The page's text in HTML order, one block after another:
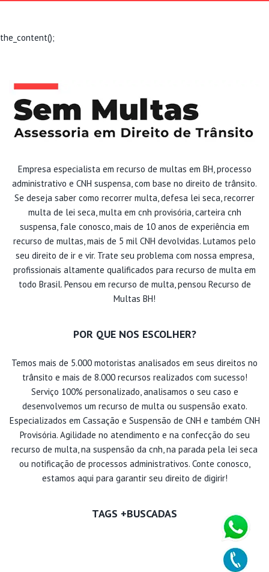
the_content();
Empresa especialista em recurso de multas em BH, processo
administrativo e CNH suspensa, com base no direito de trânsito.
Se deseja saber como recorrer multa, defesa lei seca, recorrer
multa de lei seca, multa em cnh provisória, carteira cnh
suspensa, fale conosco, mais de 10 anos de experiência em
recurso de multas, mais de 5 mil CNH devolvidas. Lutamos pelo
seu direito de ir e vir. Trate seu problema com nossa empresa,
profissionais altamente qualificados para recurso de multa em
todo Brasil. Pensou em recurso de multa, pensou Recurso de
Multas BH!
TAGS +BUSCADAS
POR QUE NOS ESCOLHER?
Temos mais de 5.000 motoristas analisados em seus direitos no
trânsito e mais de 8.000 recursos realizados com sucesso!
Serviço 100% personalizado, analisamos o seu caso e
desenvolvemos um recurso de multa ou suspensão exato.
Especializados em Cassação e Suspensão de CNH e também CNH
Provisória. Agilidade no atendimento e na confecção do seu
recurso de multa, na suspensão da cnh, na parada pela lei seca
ou notificação de processos administrativos. Conte conosco,
estamos aqui para garantir seu direito de digirir!